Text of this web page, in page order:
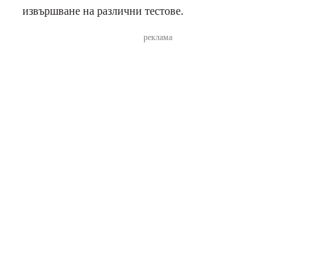
извършване на различни тестове.
реклама